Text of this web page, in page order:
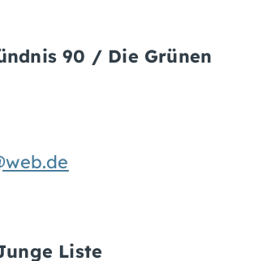
90 / Die Grünen
Liste